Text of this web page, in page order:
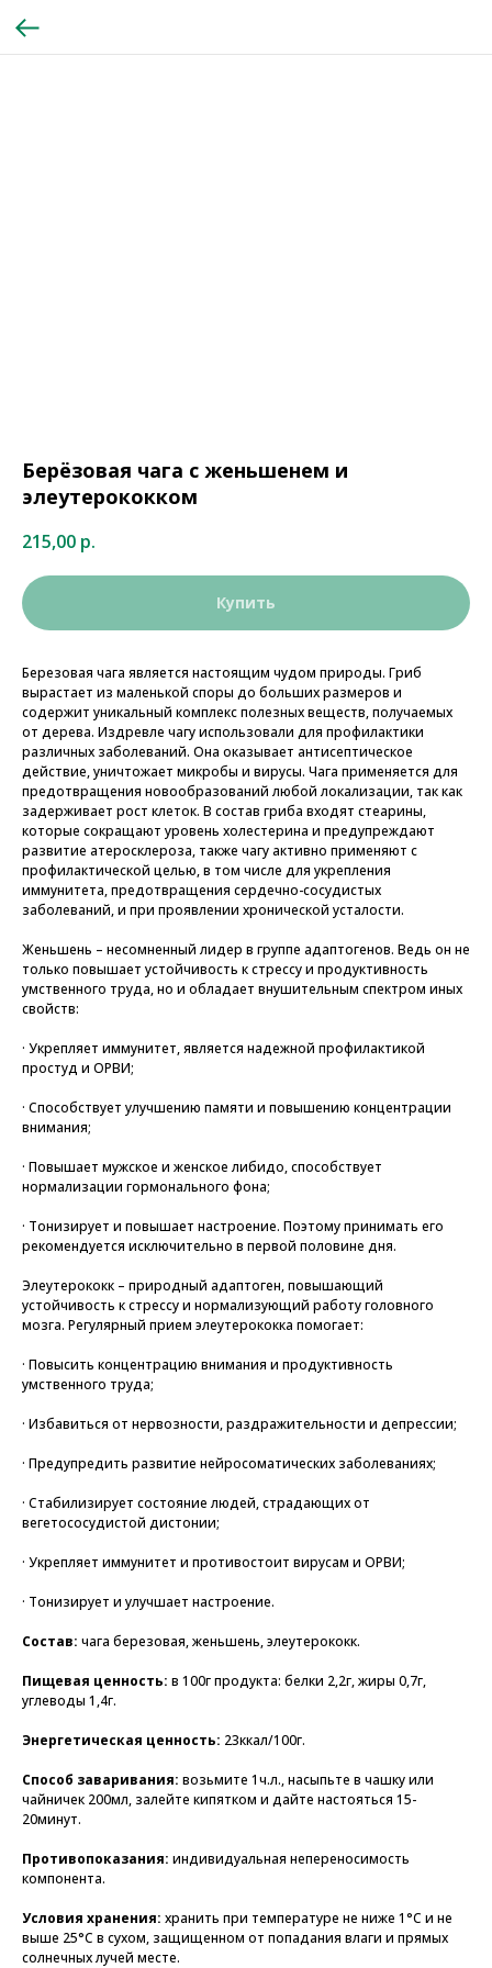
Берёзовая чага c женьшенем и
элеутерококком
215,00 р.
Купить
Березовая чага является настоящим чудом природы. Гриб
вырастает из маленькой споры до больших размеров и
содержит уникальный комплекс полезных веществ, получаемых
от дерева. Издревле чагу использовали для профилактики
различных заболеваний. Она оказывает антисептическое
действие, уничтожает микробы и вирусы. Чага применяется для
предотвращения новообразований любой локализации, так как
задерживает рост клеток. В состав гриба входят стеарины,
которые сокращают уровень холестерина и предупреждают
развитие атеросклероза, также чагу активно применяют с
профилактической целью, в том числе для укрепления
иммунитета, предотвращения сердечно-сосудистых
заболеваний, и при проявлении хронической усталости.
Женьшень – несомненный лидер в группе адаптогенов. Ведь он не
только повышает устойчивость к стрессу и продуктивность
умственного труда, но и обладает внушительным спектром иных
свойств:
· Укрепляет иммунитет, является надежной профилактикой
простуд и ОРВИ;
· Способствует улучшению памяти и повышению концентрации
внимания;
· Повышает мужское и женское либидо, способствует
нормализации гормонального фона;
· Тонизирует и повышает настроение. Поэтому принимать его
рекомендуется исключительно в первой половине дня.
Элеутерококк – природный адаптоген, повышающий
устойчивость к стрессу и нормализующий работу головного
мозга. Регулярный прием элеутерококка помогает:
· Повысить концентрацию внимания и продуктивность
умственного труда;
· Избавиться от нервозности, раздражительности и депрессии;
· Предупредить развитие нейросоматических заболеваниях;
· Стабилизирует состояние людей, страдающих от
вегетососудистой дистонии;
· Укрепляет иммунитет и противостоит вирусам и ОРВИ;
· Тонизирует и улучшает настроение.
Состав: чага березовая, женьшень, элеутерококк.
Пищевая ценность: в 100г продукта: белки 2,2г, жиры 0,7г,
углеводы 1,4г.
Энергетическая ценность: 23ккал/100г.
Способ заваривания: возьмите 1ч.л., насыпьте в чашку или
чайничек 200мл, залейте кипятком и дайте настояться 15-
20минут.
Противопоказания: индивидуальная непереносимость
компонента.
Условия хранения: хранить при температуре не ниже 1°C и не
выше 25°C в сухом, защищенном от попадания влаги и прямых
солнечных лучей месте.